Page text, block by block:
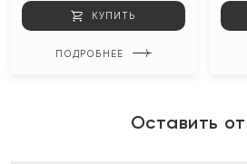
КУПИТЬ
ПОДРОБНЕЕ
Оставить